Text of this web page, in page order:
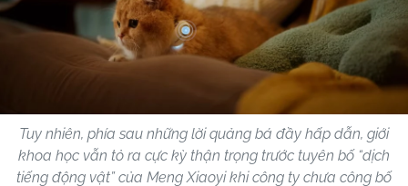
Tuy nhiên, phía sau những lời quảng bá đầy hấp dẫn, giới
khoa học vẫn tỏ ra cực kỳ thận trọng trước tuyên bố “dịch
tiếng động vật” của Meng Xiaoyi khi công ty chưa công bố